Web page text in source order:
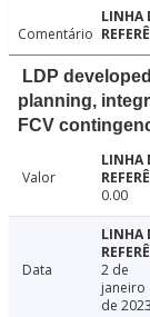
Comentário
LDP
planning,
FCV
Valor
0.00
Data
2 de
janeiro
de 2023